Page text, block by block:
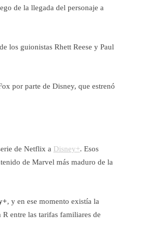
de la llegada del personaje a
los guionistas Rhett Reese y Paul
por parte de Disney, que estrenó
de Netflix a Disney+. Esos
de Marvel más maduro de la
, y en ese momento existía la
entre las tarifas familiares de